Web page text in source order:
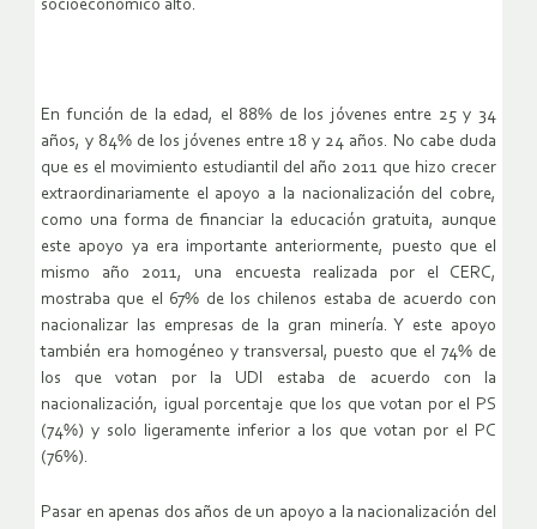
socioeconómico alto.
En función de la edad, el 88% de los jóvenes entre 25 y 34
años, y 84% de los jóvenes entre 18 y 24 años. No cabe duda
que es el movimiento estudiantil del año 2011 que hizo crecer
extraordinariamente el apoyo a la nacionalización del cobre,
como una forma de financiar la educación gratuita, aunque
este apoyo ya era importante anteriormente, puesto que el
mismo año 2011, una encuesta realizada por el CERC,
mostraba que el 67% de los chilenos estaba de acuerdo con
nacionalizar las empresas de la gran minería. Y este apoyo
también era homogéneo y transversal, puesto que el 74% de
los que votan por la UDI estaba de acuerdo con la
nacionalización, igual porcentaje que los que votan por el PS
(74%) y solo ligeramente inferior a los que votan por el PC
(76%).
Pasar en apenas dos años de un apoyo a la nacionalización del